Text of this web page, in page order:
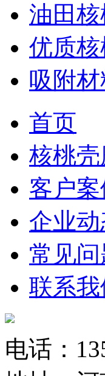
油田
优质
吸附
首页
核桃壳
客户案
企业
常见问
联系我
电话：